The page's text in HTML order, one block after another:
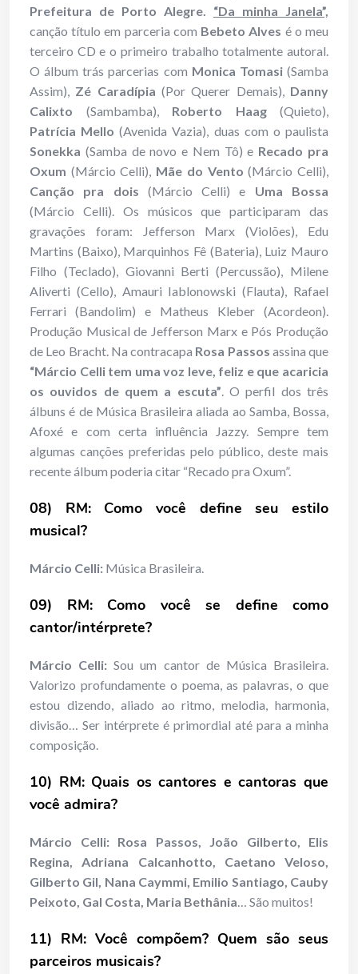
Prefeitura de Porto Alegre. “Da minha Janela”,
canção título em parceria com Bebeto Alves é o meu
terceiro CD e o primeiro trabalho totalmente autoral.
O álbum trás parcerias com Monica Tomasi(Samba
Assim), Zé Caradípia (Por Querer Demais), Danny
Calixto (Sambamba), Roberto Haag(Quieto),
Patrícia Mello (Avenida Vazia), duas com o paulista
Sonekka (Samba de novo e Nem Tô) e Recado pra
Oxum (Márcio Celli), Mãe do Vento (Márcio Celli),
Canção pra dois (Márcio Celli) e Uma Bossa
(Márcio Celli). Os músicos que participaram das
gravações foram: Jefferson Marx (Violões), Edu
Martins (Baixo), Marquinhos Fê (Bateria), Luiz Mauro
Filho (Teclado), Giovanni Berti (Percussão), Milene
Aliverti (Cello), Amauri Iablonowski (Flauta), Rafael
Ferrari (Bandolim) e Matheus Kleber (Acordeon).
Produção Musical de Jefferson Marx e Pós Produção
de Leo Bracht. Na contracapa Rosa Passos assina que
“Márcio Celli tem uma voz leve, feliz e que acaricia
os ouvidos de quem a escuta”. O perfil dos três
álbuns é de Música Brasileira aliada ao Samba, Bossa,
Afoxé e com certa influência Jazzy. Sempre tem
algumas canções preferidas pelo público, deste mais
recente álbum poderia citar “Recado pra Oxum”.
08) RM: Como você define seu estilo
musical?
Márcio Celli: Música Brasileira.
09) RM: Como você se define como
cantor/intérprete?
Márcio Celli: Sou um cantor de Música Brasileira.
Valorizo profundamente o poema, as palavras, o que
estou dizendo, aliado ao ritmo, melodia, harmonia,
divisão… Ser intérprete é primordial até para a minha
composição.
10) RM: Quais os cantores e cantoras que
você admira?
Márcio Celli:
Rosa Passos, João Gilberto, Elis
Regina, Adriana Calcanhotto, Caetano Veloso,
Gilberto Gil, Nana Caymmi, Emilio Santiago, Cauby
Peixoto, Gal Costa, Maria Bethânia… São muitos!
11) RM: Você compõem? Quem são seus
parceiros musicais?